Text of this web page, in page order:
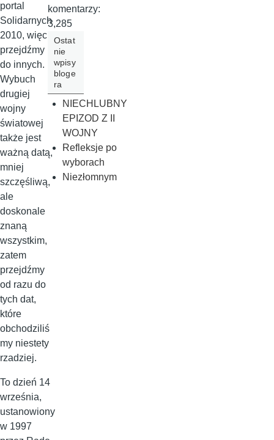
portal
Solidarnych
2010, więc
przejdźmy
do innych.
Wybuch
drugiej
wojny
światowej
także jest
ważną datą,
mniej
szczęśliwą,
ale
doskonale
znaną
wszystkim,
zatem
przejdźmy
od razu do
tych dat,
które
obchodziliś
my niestety
rzadziej.
To dzień 14
września,
ustanowiony
w 1997
komentarzy:
3,285
Ostat
nie
wpisy
bloge
ra
NIECHLUBNY
EPIZOD Z II
WOJNY
Refleksje po
wyborach
Niezłomnym